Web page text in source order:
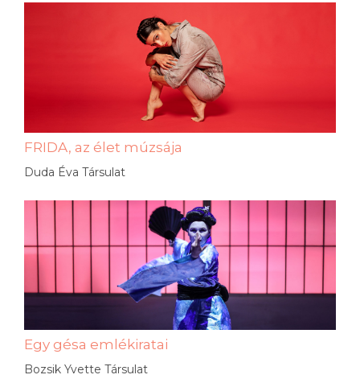
FRIDA, az élet múzsája
Duda Éva Társulat
Egy gésa emlékiratai
Bozsik Yvette Társulat